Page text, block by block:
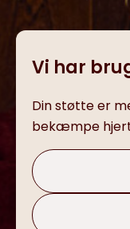
Vi har
Din støtte er
bekæmpe